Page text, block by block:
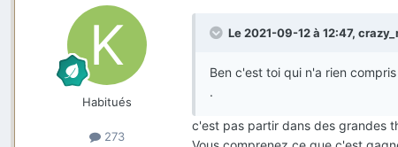
Habitués
273
Le 2021-09-12 à 12:47,
Ben c'est toi qui n'a rien
.
c'est pas partir dans des grandes